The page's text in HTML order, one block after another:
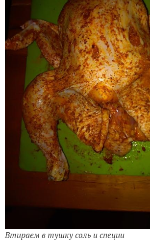
Втираем в тушку соль и специи